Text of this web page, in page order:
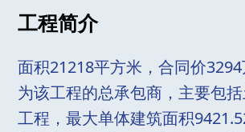
工程简介
面积21218平方米，合同价
为该工程的总承包商，主要包
工程，最大单体建筑面积